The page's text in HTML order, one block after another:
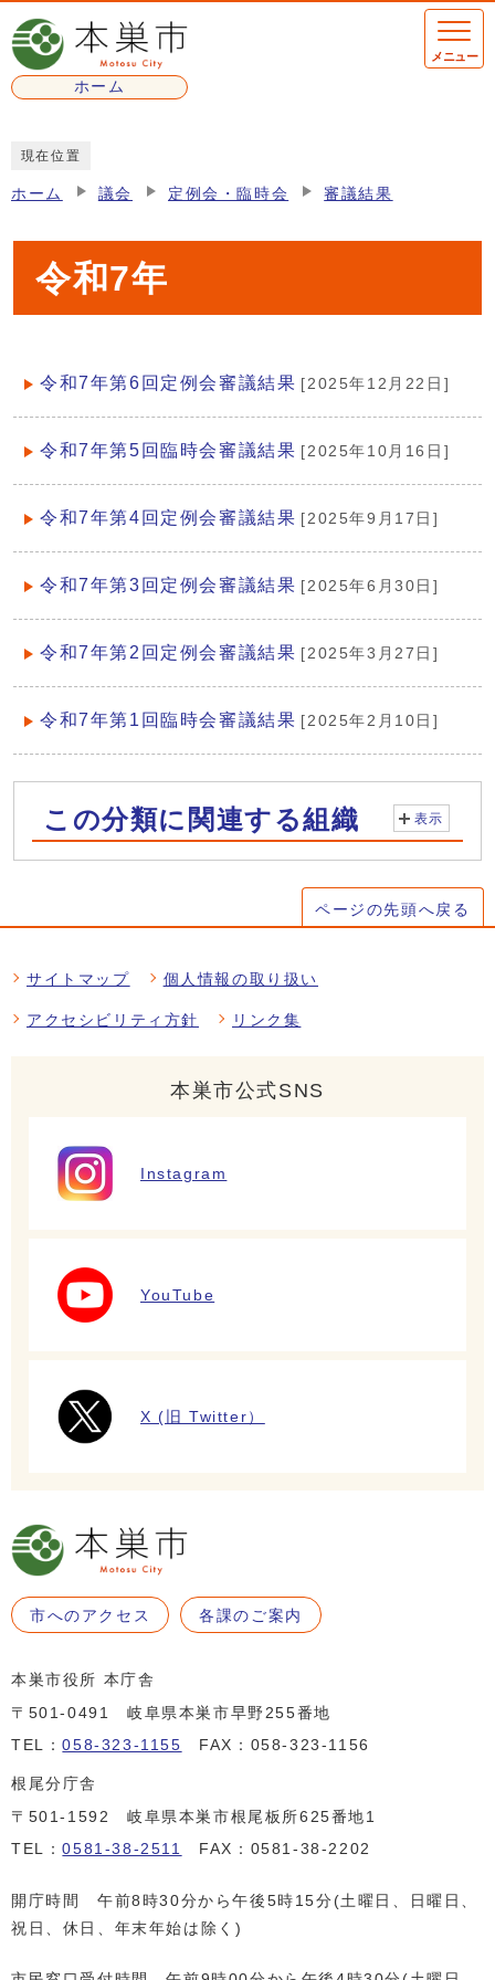
ページの先頭です
ホーム
メニュー
現在位置
ホーム 議会 定例会・臨時会 審議結果
令和7年
メインメニュー
令和7年第6回定例会審議結果 [2025年12月22日]
令和7年第5回臨時会審議結果 [2025年10月16日]
令和7年第4回定例会審議結果 [2025年9月17日]
令和7年第3回定例会審議結果 [2025年6月30日]
令和7年第2回定例会審議結果 [2025年3月27日]
令和7年第1回臨時会審議結果 [2025年2月10日]
この分類に関連する組織 表示
ページの先頭へ戻る
サイトマップ 個人情報の取り扱い
アクセシビリティ方針 リンク集
本巣市公式SNS
Instagram
YouTube
X (旧 Twitter）
市へのアクセス 各課のご案内
本巣市役所 本庁舎
〒501-0491 岐阜県本巣市早野255番地
TEL：058-323-1155 FAX：058-323-1156
根尾分庁舎
〒501-1592 岐阜県本巣市根尾板所625番地1
TEL：0581-38-2511 FAX：0581-38-2202
開庁時間 午前8時30分から午後5時15分(土曜日、日曜日、
祝日、休日、年末年始は除く)